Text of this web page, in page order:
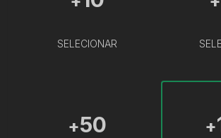
SELECIONAR
+50 +